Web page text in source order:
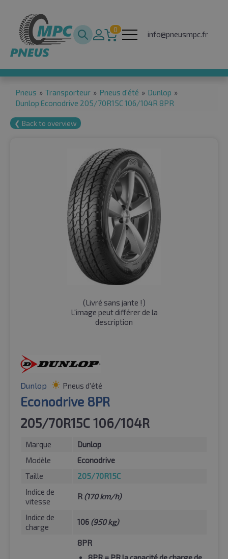
0
info@pneusmpc.fr
Pneus » Transporteur » Pneus d'été » Dunlop »
Dunlop Econodrive 205/70R15C 106/104R 8PR
❮ Back to overview
(Livré sans jante !)
L'image peut différer de la
description
Dunlop Pneus d'été
Econodrive 8PR
205/70R15C 106/104R
Marque
Dunlop
Modèle
Econodrive
Taille
205/70R15C
Indice de
vitesse
R (170 km/h)
Indice de
charge
106 (950 kg)
8PR